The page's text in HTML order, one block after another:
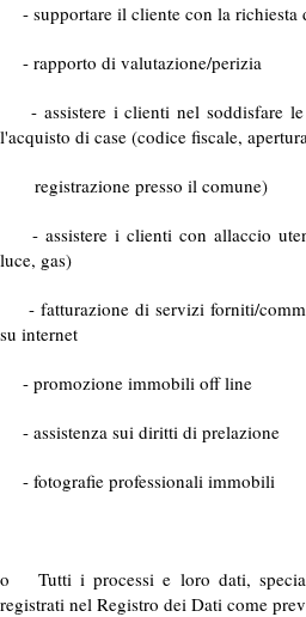
- supportare il cliente con la richiesta
- rapporto di valutazione/perizia
- assistere i clienti nel soddisfare le
l'acquisto di case (codice fiscale,
registrazione presso il comune)
- assistere i clienti con allaccio
luce, gas)
- fatturazione di servizi forniti/
su internet
- promozione immobili off line
- assistenza sui diritti di prelazione
- fotografie professionali immobili
o Tutti i processi e loro dati,
registrati nel Registro dei Dati come